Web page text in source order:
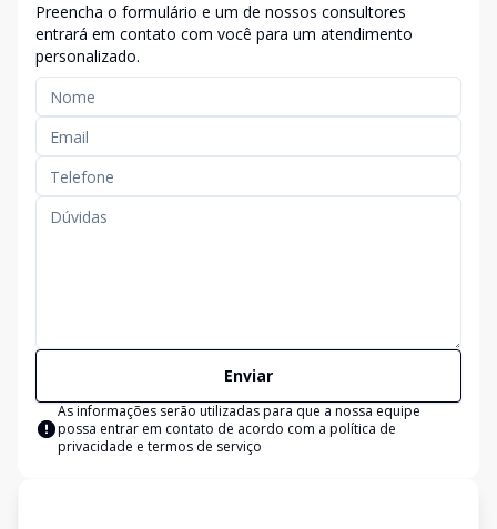
Preencha o formulário e um de nossos consultores
entrará em contato com você para um atendimento
personalizado.
Enviar
As informações serão utilizadas para que a nossa equipe
possa entrar em contato de acordo com a política de
privacidade e termos de serviço